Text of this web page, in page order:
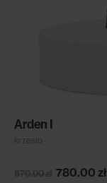
Arden I
krzesło
780.00 zł